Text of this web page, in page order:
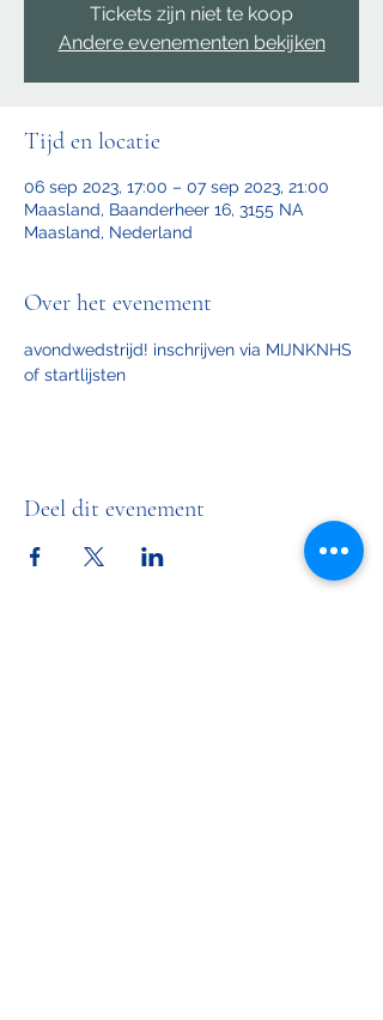
Tickets zijn niet te koop
Andere evenementen bekijken
Tijd en locatie
06 sep 2023, 17:00 – 07 sep 2023, 21:00
Maasland, Baanderheer 16, 3155 NA
Maasland, Nederland
Over het evenement
avondwedstrijd! inschrijven via MIJNKNHS
of startlijsten
Deel dit evenement